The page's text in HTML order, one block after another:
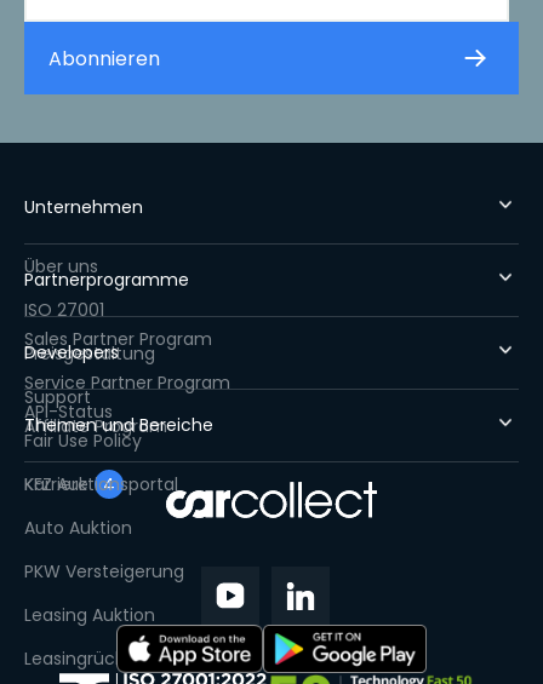
Unternehmen
Über uns
ISO 27001
Preisgestaltung
Support
Fair Use Policy
Karriere
4
Partnerprogramme
Sales Partner Program
Service Partner Program
Affiliate Program
Developers
API-Status
Themen und Bereiche
KFZ Auktionsportal
Auto Auktion
PKW Versteigerung
Leasing Auktion
Leasingrückläufer Auktion